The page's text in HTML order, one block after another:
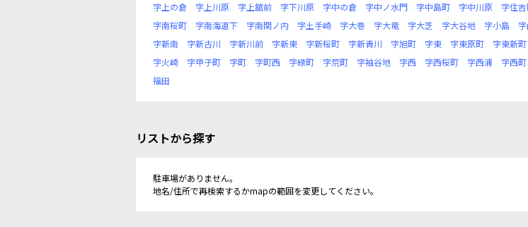
字上の倉
字上川原 字上舘前 字下川原 字中の倉 字中ノ水門 字中島町 字中川原 字住
字南桜町
字南海道下 字南関ノ内 字土手崎 字大巻 字大竜 字大芝 字大谷地 字小島
字新南
字新古川 字新川前 字新東 字新桜町 字新青川 字旭町 字東 字東原町 字東新町
字火崎
字甲子町 字町 字町西 字緑町 字荒町 字袖谷地 字西 字西桜町 字西浦 字西町
福田
リストから探す
駐車場がありません。
地名/住所で再検索するかmapの範囲を変更してください。